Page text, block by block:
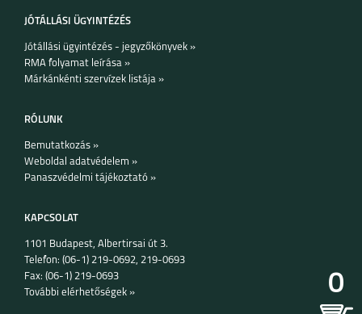
SAMSUNG GALAXY Z
FOLD7
FLIP7 FE
JÓTÁLLÁSI ÜGYINTÉZÉS
Jótállási ügyintézés - jegyzőkönyvek »
RMA folyamat leírása »
Márkánkénti szervízek listája »
RÓLUNK
Bemutatkozás »
Weboldal adatvédelem »
Panaszvédelmi tájékoztató »
KAPCSOLAT
1101 Budapest, Albertirsai út 3.
Telefon: (06-1) 219-0692, 219-0693
Fax: (06-1) 219-0693
További elérhetőségek »
0